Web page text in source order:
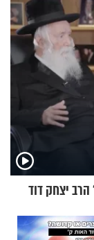
יצחק דוד